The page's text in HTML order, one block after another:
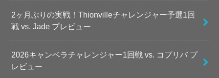
2ヶ月ぶりの実戦！Thionvilleチャレンジャー予選1回
戦 vs. Jade プレビュー
2026キャンベラチャレンジャー1回戦 vs. コプリバ プ
レビュー